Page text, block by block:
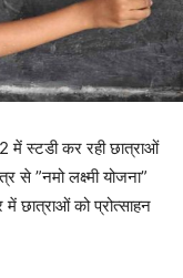
स्टडी कर रही छात्राओं
से ”नमो लक्ष्मी योजना”
छात्राओं को प्रोत्साहन